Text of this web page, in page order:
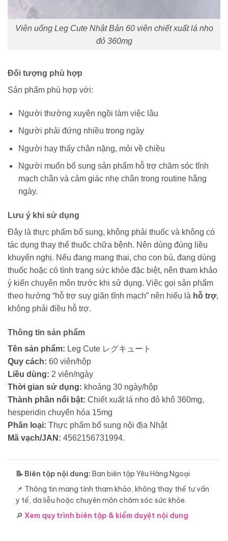
Viên uống Leg Cute Nhật Bản 60 viên chiết xuất lá nho
đỏ 360mg
Đối tượng phù hợp
Sản phẩm phù hợp với:
Người thường xuyên ngồi làm việc lâu
Người phải đứng nhiều trong ngày
Người hay thấy chân nặng, mỏi về chiều
Người muốn bổ sung sản phẩm hỗ trợ chăm sóc tĩnh
mạch chân và cảm giác nhẹ chân trong routine hằng
ngày.
Lưu ý khi sử dụng
Đây là thực phẩm bổ sung, không phải thuốc và không có
tác dụng thay thế thuốc chữa bệnh. Nên dùng đúng liều
khuyến nghị. Nếu đang mang thai, cho con bú, đang dùng
thuốc hoặc có tình trạng sức khỏe đặc biệt, nên tham khảo
ý kiến chuyên môn trước khi sử dụng. Việc gọi sản phẩm
theo hướng “hỗ trợ suy giãn tĩnh mạch” nên hiểu là hỗ trợ,
không phải điều hỗ trợ.
Thông tin sản phẩm
Tên sản phẩm: Leg Cute レグキュート
Quy cách: 60 viên/hộp
Liều dùng: 2 viên/ngày
Thời gian sử dụng: khoảng 30 ngày/hộp
Thành phần nổi bật: Chiết xuất lá nho đỏ khô 360mg,
hesperidin chuyển hóa 15mg
Phân loại: Thực phẩm bổ sung nội địa Nhật
Mã vạch/JAN: 4562156731994.
📝 Biên tập nội dung: Ban biên tập Yêu Hàng Ngoại
📌 Thông tin mang tính tham khảo, không thay thế tư vấn
y tế, da liễu hoặc chuyên môn chăm sóc sức khỏe.
🔎 Xem quy trình biên tập & kiểm duyệt nội dung